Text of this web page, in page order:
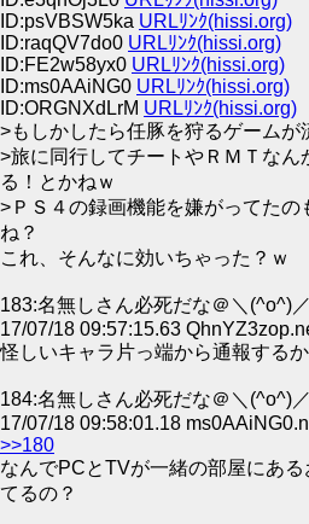
ID:psVBSW5ka URLﾘﾝｸ(hissi.org)
ID:raqQV7do0 URLﾘﾝｸ(hissi.org)
ID:FE2w58yx0 URLﾘﾝｸ(hissi.org)
ID:ms0AAiNG0 URLﾘﾝｸ(hissi.org)
ID:ORGNXdLrM URLﾘﾝｸ(hissi.org)
>もしかしたら任豚を狩るゲームが
>旅に同行してチートやＲＭＴなん
る！とかねｗ
>ＰＳ４の録画機能を嫌がってたの
ね？
これ、そんなに効いちゃった？ｗ
183:名無しさん必死だな＠＼(^o^)／
17/07/18 09:57:15.63
怪しいキャラ片っ端から通報するか
184:名無しさん必死だな＠＼(^o^)／
17/07/18 09:58:01.18
>>180
なんでPCとTVが一緒の部屋にあ
てるの？